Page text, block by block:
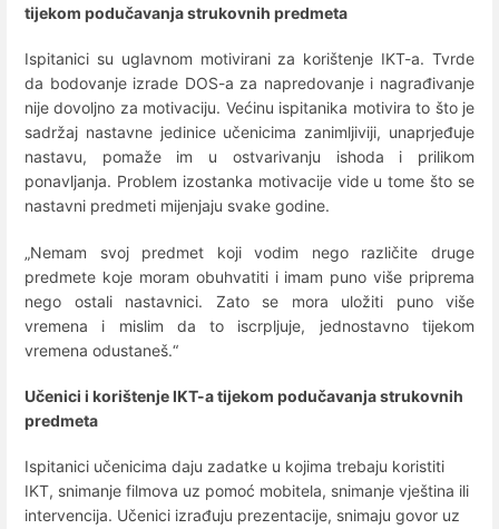
tijekom podučavanja strukovnih predmeta
Ispitanici su uglavnom motivirani za korištenje IKT-a. Tvrde
da bodovanje izrade DOS-a za napredovanje i nagrađivanje
nije dovoljno za motivaciju. Većinu ispitanika motivira to što je
sadržaj nastavne jedinice učenicima zanimljiviji, unaprjeđuje
nastavu, pomaže im u ostvarivanju ishoda i prilikom
ponavljanja. Problem izostanka motivacije vide u tome što se
nastavni predmeti mijenjaju svake godine.
„Nemam svoj predmet koji vodim nego različite druge
predmete koje moram obuhvatiti i imam puno više priprema
nego ostali nastavnici. Zato se mora uložiti puno više
vremena i mislim da to iscrpljuje, jednostavno tijekom
vremena odustaneš.“
Učenici i korištenje IKT-a tijekom podučavanja strukovnih
predmeta
Ispitanici učenicima daju zadatke u kojima trebaju koristiti
IKT, snimanje filmova uz pomoć mobitela, snimanje vještina ili
intervencija. Učenici izrađuju prezentacije, snimaju govor uz